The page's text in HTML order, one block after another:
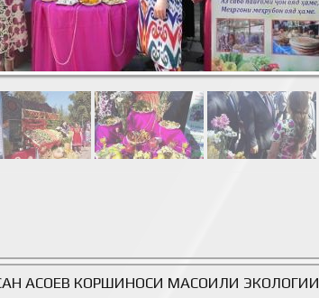
ТАҶЛИЛ ГАРДИД
АСОЕВ КОРШИНОСИ МАСОИЛИ